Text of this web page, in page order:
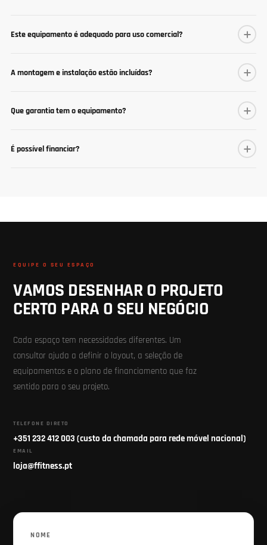
Este equipamento é adequado para uso comercial?
A montagem e instalação estão incluídas?
Que garantia tem o equipamento?
É possível financiar?
EQUIPE O SEU ESPAÇO
VAMOS DESENHAR O PROJETO
CERTO PARA O SEU NEGÓCIO
Cada espaço tem necessidades diferentes. Um
consultor ajuda a definir o layout, a seleção de
equipamentos e o plano de financiamento que faz
sentido para o seu projeto.
TELEFONE DIRETO
+351 232 412 003 (custo da chamada para rede móvel nacional)
EMAIL
loja@ffitness.pt
NOME